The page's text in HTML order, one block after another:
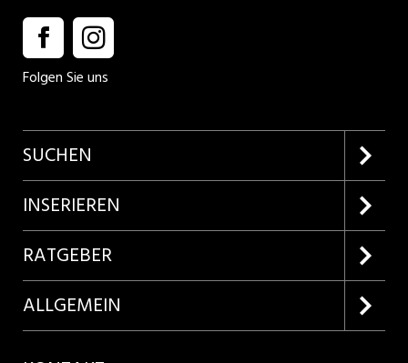
Folgen Sie uns
SUCHEN
Firmenprofile entdecken
Lehrstellen suchen
INSERIEREN
Kundenlogin
Inserieren
Produkte
RATGEBER
Lehrberufe entdecken
ALLGEMEIN